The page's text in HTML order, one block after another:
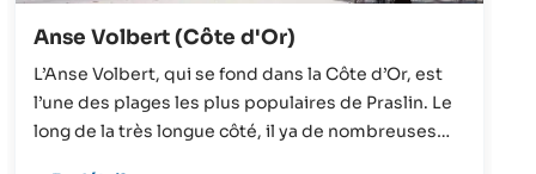
Anse Volbert (Côte d'Or)
L’Anse Volbert, qui se fond dans la Côte d’Or, est
l’une des plages les plus populaires de Praslin. Le
long de la très longue côté, il ya de nombreuses